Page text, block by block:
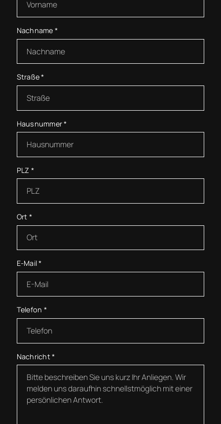
Nachname *
Straße*
Hausnummer*
PLZ *
Ort *
E-Mail*
Telefon *
Nachricht*